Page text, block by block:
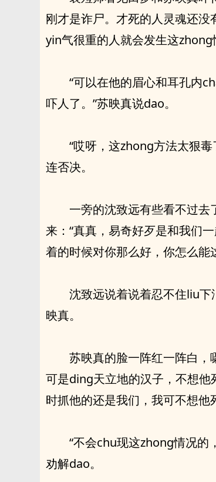
刚才是诈尸。才死的人灵魂还
yin气很重的人就会发生这zhong
“可以在他的眉心和耳孔内
吓人了。”苏映真说dao。
“哎呀，这zhong方法太狠
连否决。
一旁的沈致远有些看不过
来：“真真，易奇好歹是和我们
着的时候对你那么好，你怎么能
沈致远说着说着忍不住liu
映真。
苏映真的脸一阵红一阵白，
可是ding天立地的汉子，不想
时抓他的还是我们，我可不想他
“不会chu现这zhong情况的
劝解dao。